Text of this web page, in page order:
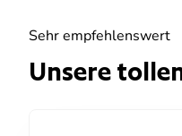
Sehr empfehlenswert
Unsere